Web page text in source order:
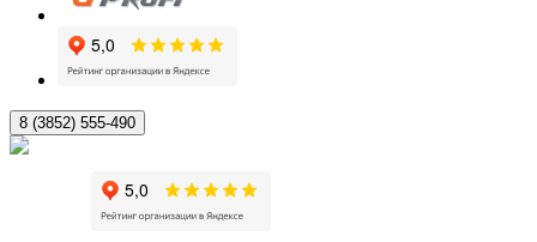
8 (3852) 555-490